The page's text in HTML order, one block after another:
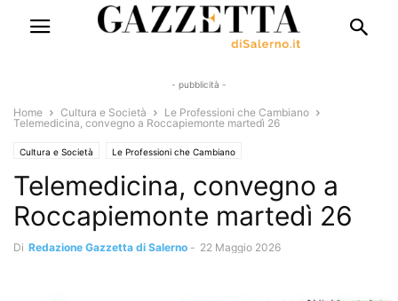
- pubblicità -
Home Cultura e Società
Le Professioni che Cambiano
Telemedicina, convegno a Roccapiemonte martedì 26
Cultura e Società Le Professioni che Cambiano
Telemedicina, convegno a
Roccapiemonte martedì 26
Di Redazione Gazzetta di Salerno - 22 Maggio 2026